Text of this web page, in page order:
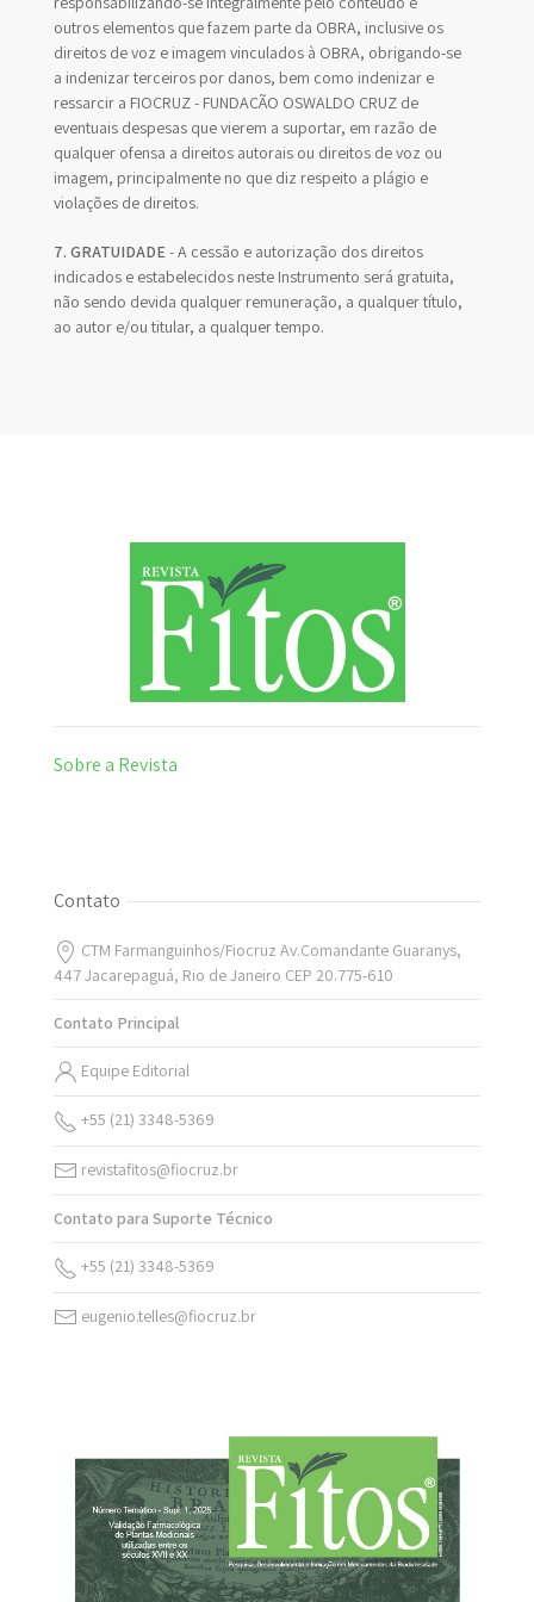
outros elementos que fazem parte da OBRA, inclusive os
direitos de voz e imagem vinculados à OBRA, obrigando-se
a indenizar terceiros por danos, bem como indenizar e
ressarcir a FIOCRUZ - FUNDAÇÃO OSWALDO CRUZ de
eventuais despesas que vierem a suportar, em razão de
qualquer ofensa a direitos autorais ou direitos de voz ou
imagem, principalmente no que diz respeito a plágio e
violações de direitos.
7. GRATUIDADE- A cessão e autorização dos direitos
indicados e estabelecidos neste Instrumento será gratuita,
não sendo devida qualquer remuneração, a qualquer título,
ao autor e/ou titular, a qualquer tempo.
Sobre a Revista
Contato
CTM Farmanguinhos/Fiocruz Av.Comandante Guaranys,
447 Jacarepaguá, Rio de Janeiro CEP 20.775-610
Contato Principal
Equipe Editorial
+55 (21) 3348-5369
revistafitos@fiocruz.br
Contato para Suporte Técnico
+55 (21) 3348-5369
eugenio.telles@fiocruz.br